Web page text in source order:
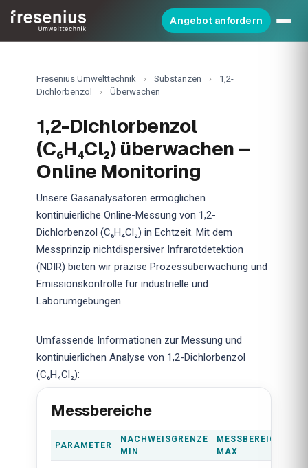
Angebot anfordern
Fresenius Umwelttechnik › Substanzen ›
1,2-
Dichlorbenzol
› Überwachen
1,2-Dichlorbenzol
(C₆H₄Cl₂) überwachen –
Online Monitoring
Unsere Gasanalysatoren ermöglichen
kontinuierliche Online-Messung von 1,2-
Dichlorbenzol (C₆H₄Cl₂) in Echtzeit. Mit dem
Messprinzip nichtdispersiver Infrarotdetektion
(NDIR) bieten wir präzise Prozessüberwachung und
Emissionskontrolle für industrielle und
Laborumgebungen.
Umfassende Informationen zur Messung und
kontinuierlichen Analyse von 1,2-Dichlorbenzol
(C₆H₄Cl₂):
Messbereiche
PARAMETER
NACHWEISGRENZE
MIN
MESSBEREICH
MAX